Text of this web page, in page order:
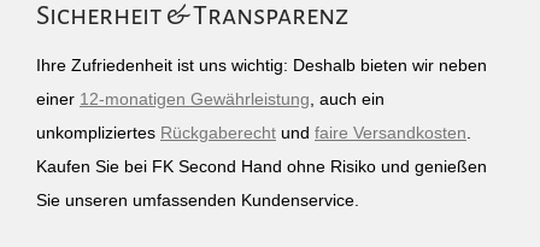
Sicherheit & Transparenz
Ihre Zufriedenheit ist uns wichtig: Deshalb bieten wir neben
einer 12-monatigen Gewährleistung , auch ein
unkompliziertes Rückgaberecht und faire Versandkosten
Kaufen Sie bei FK Second Hand ohne Risiko und genießen
Sie unseren umfassenden Kundenservice.